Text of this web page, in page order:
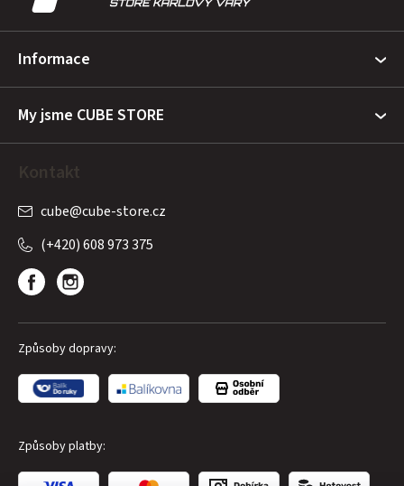
Informace
My jsme CUBE STORE
Kontakt
cube@cube-store.cz
(+420) 608 973 375
Způsoby dopravy:
Způsoby platby: